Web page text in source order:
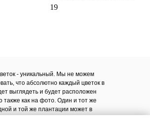
19
- уникальный. Мы не можем
что абсолютно каждый цветок в
выглядеть и будет расположен
также как на фото. Один и тот же
и той же плантации может в